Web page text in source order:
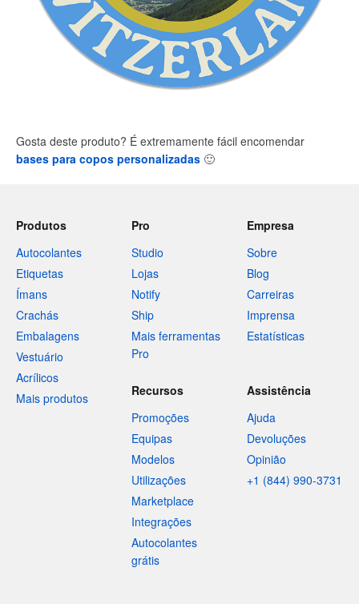
Gosta deste produto? É extremamente fácil encomendar
bases para copos personalizadas 🙂
Produtos
Autocolantes
Etiquetas
Ímans
Crachás
Embalagens
Vestuário
Acrílicos
Mais produtos
Pro
Studio
Lojas
Notify
Ship
Mais ferramentas
Pro
Empresa
Sobre
Blog
Carreiras
Imprensa
Estatísticas
Recursos
Promoções
Equipas
Modelos
Utilizações
Marketplace
Integrações
Autocolantes
grátis
Assistência
Ajuda
Devoluções
Opinião
+1 (844) 990-3731